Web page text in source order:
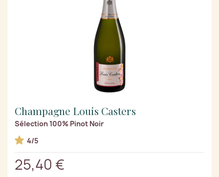
Champagne Louis Casters
Sélection 100% Pinot Noir
4/5
25,40 €